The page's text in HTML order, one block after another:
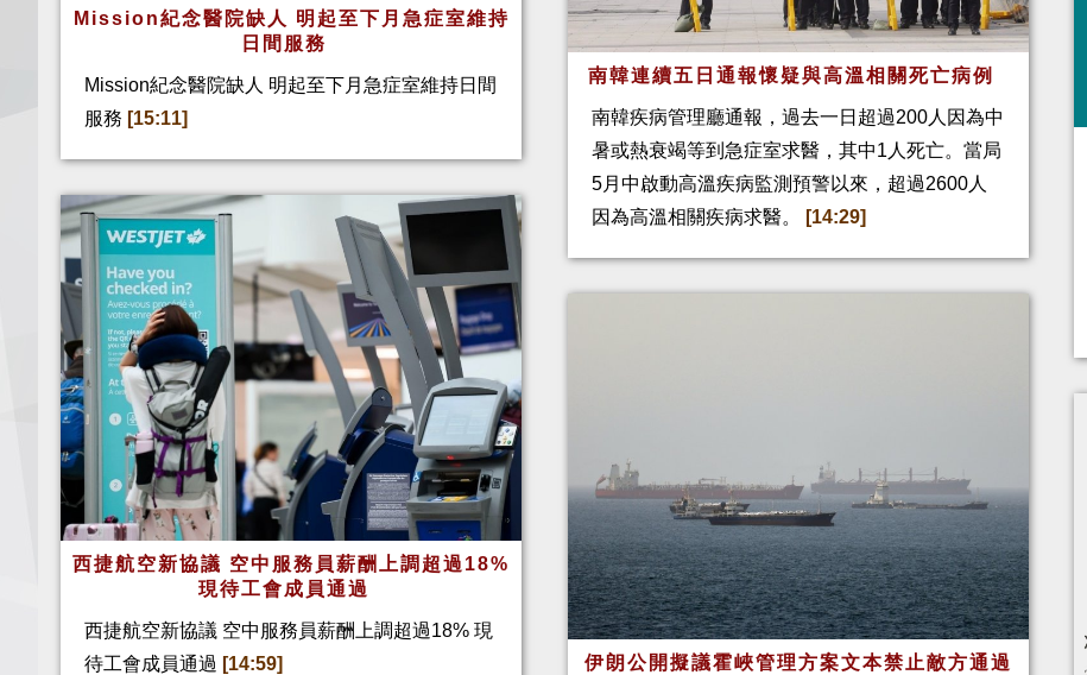
Mission紀念醫院缺人 明起至下月急症室維持
日間服務
Mission紀念醫院缺人 明起至下月急症室維持日間
服務 [15:11]
西捷航空新協議 空中服務員薪酬上調超過18%
現待工會成員通過
西捷航空新協議 空中服務員薪酬上調超過18% 現
待工會成員通過 [14:59]
南韓連續五日通報懷疑與高溫相關死亡病例
南韓疾病管理廳通報，過去一日超過200人因為中
暑或熱衰竭等到急症室求醫，其中1人死亡。當局
5月中啟動高溫疾病監測預警以來，超過2600人
因為高溫相關疾病求醫。
[14:29]
伊朗公開擬議霍峽管理方案文本禁止敵方通過